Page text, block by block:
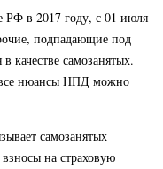
РФ в 2017 году, с 01 июля
подпадающие под
качестве самозанятых.
все нюансы НПД можно
самозанятых
на страховую